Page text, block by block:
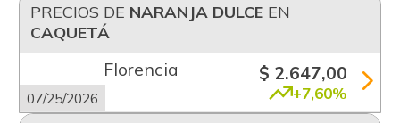
PRECIOS DE NARANJA DULCEEN
CAQUETÁ
Florencia
07/25/2026
$ 2.647,00
+7,60%